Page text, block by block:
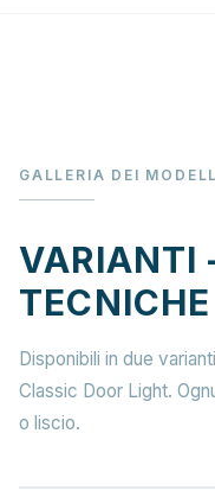
GALLERIA DEI
VARIANTI
TECNICHE
Disponibili in due
Classic Door Light.
o liscio.